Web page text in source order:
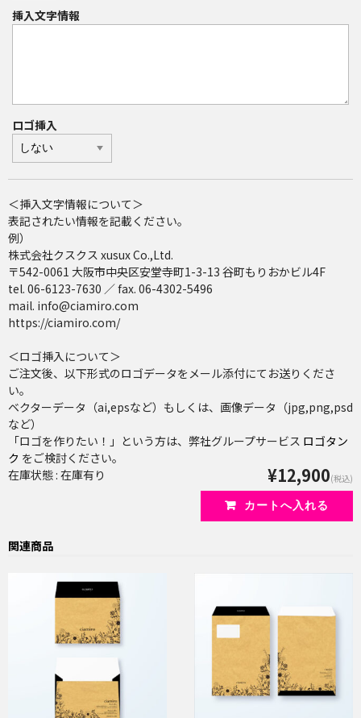
挿入文字情報
ロゴ挿入
＜挿入文字情報について＞
表記されたい情報を記載ください。
例）
株式会社クスクス xusux Co.,Ltd.
〒542-0061 大阪市中央区安堂寺町1-3-13 谷町もりおかビル4F
tel. 06-6123-7630 ／ fax. 06-4302-5496
mail. info@ciamiro.com
https://ciamiro.com/
＜ロゴ挿入について＞
ご注文後、以下形式のロゴデータをメール添付にてお送りくださ
い。
ベクターデータ（ai,epsなど）もしくは、画像データ（jpg,png,psd
など）
「ロゴを作りたい！」という方は、弊社グループサービス ロゴタン
ク をご検討ください。
在庫状態 : 在庫有り
¥12,900(税込)
関連商品